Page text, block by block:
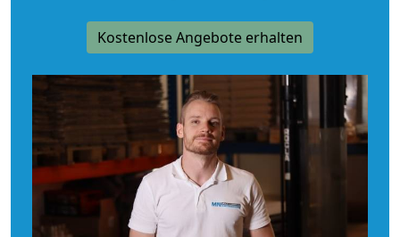
Kostenlose Angebote erhalten